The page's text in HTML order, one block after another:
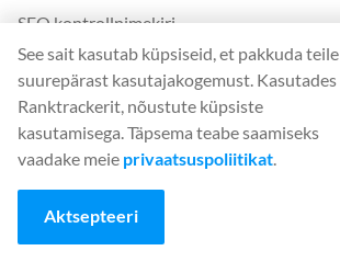
SEO kontrollnimekiri
AI Article Writer
TASUTA: SERP simulaator
Rohkem infot Ranktrackerist
White Label SaaS Backlink Service
Kuidas see toimib
See sait kasutab küpsiseid, et pakkuda teile
suurepärast kasutajakogemust. Kasutades
Ranktrackerit, nõustute küpsiste
kasutamisega. Täpsema teabe saamiseks
vaadake meie privaatsuspoliitikat.
Aktsepteeri